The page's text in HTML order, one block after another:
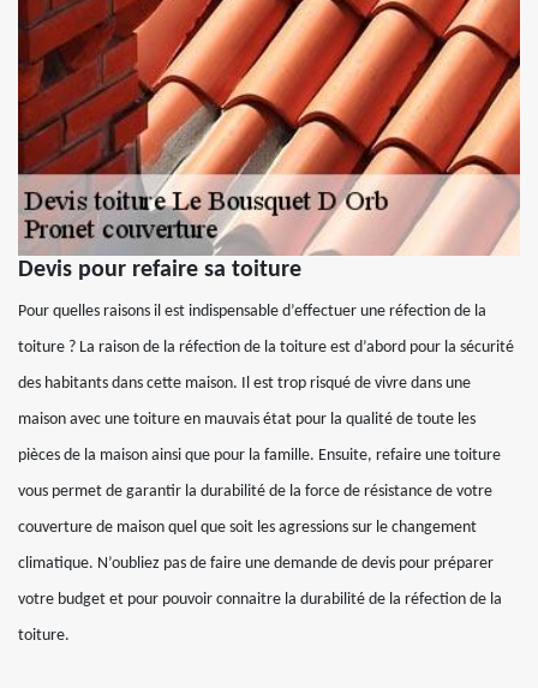
Devis pour refaire sa toiture
Pour quelles raisons il est indispensable d’effectuer une réfection de la
toiture ? La raison de la réfection de la toiture est d’abord pour la sécurité
des habitants dans cette maison. Il est trop risqué de vivre dans une
maison avec une toiture en mauvais état pour la qualité de toute les
pièces de la maison ainsi que pour la famille. Ensuite, refaire une toiture
vous permet de garantir la durabilité de la force de résistance de votre
couverture de maison quel que soit les agressions sur le changement
climatique. N’oubliez pas de faire une demande de devis pour préparer
votre budget et pour pouvoir connaitre la durabilité de la réfection de la
toiture.